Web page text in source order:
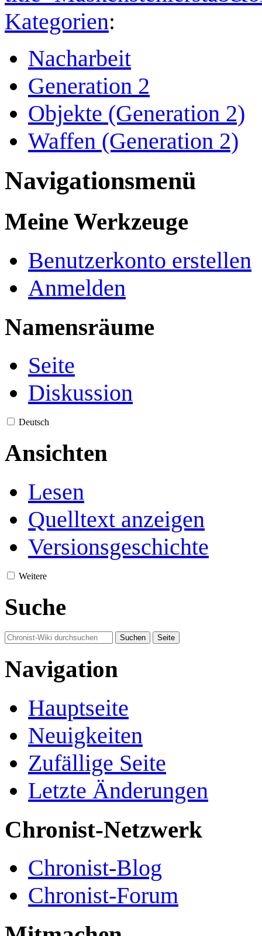
Kategorien:
Nacharbeit
Generation 2
Objekte (Generation 2)
Waffen (Generation 2)
Navigationsmenü
Meine Werkzeuge
Benutzerkonto erstellen
Anmelden
Namensräume
Seite
Diskussion
Deutsch
Ansichten
Lesen
Quelltext anzeigen
Versionsgeschichte
Weitere
Suche
Navigation
Hauptseite
Neuigkeiten
Zufällige Seite
Letzte Änderungen
Chronist-Netzwerk
Chronist-Blog
Chronist-Forum